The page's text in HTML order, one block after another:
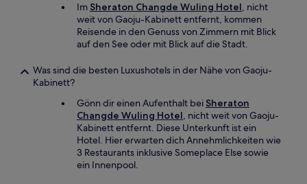
Im Sheraton Changde Wuling Hotel, nicht
weit von Gaoju-Kabinett entfernt, kommen
Reisende in den Genuss von Zimmern mit Blick
auf den See oder mit Blick auf die Stadt.
Was sind die besten Luxushotels in der Nähe von Gaoju-
Kabinett?
Gönn dir einen Aufenthalt bei Sheraton
Changde Wuling Hotel, nicht weit von Gaoju-
Kabinett entfernt. Diese Unterkunft ist ein
Hotel. Hier erwarten dich Annehmlichkeiten wie
3 Restaurants inklusive Someplace Else sowie
ein Innenpool.